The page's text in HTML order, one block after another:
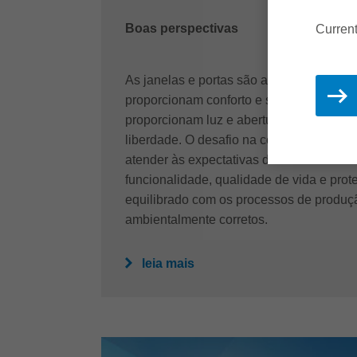
Boas perspectivas
As janelas e portas são a face de cada
proporcionam conforto e segurança do
proporcionam luz e abertura, incutindo
liberdade. O desafio na construção de
atender às expectativas do consumidor
funcionalidade, qualidade de vida e
equilibrado com os processos de
ambientalmente corretos.
leia mais